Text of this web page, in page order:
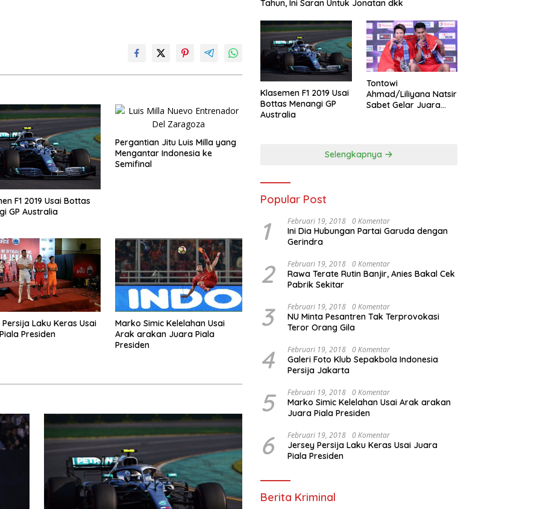
F1 2019 Usai Bottas
GP Australia
Pergantian Jitu Luis Milla yang
Mengantar Indonesia ke
Semifinal
Laku Keras Usai
Presiden
Marko Simic Kelelahan Usai
Arak arakan Juara Piala
Presiden
Tahun, Ini Saran Untuk Jonatan dkk
Klasemen F1 2019 Usai
Bottas Menangi GP
Australia
Tontowi
Ahmad/Liliyana Natsir
Sabet Gelar Juara
Selengkapnya
Popular Post
1 Februari 19, 2018 0 Komentar
Ini Dia Hubungan Partai Garuda dengan
Gerindra
2 Februari 19, 2018 0 Komentar
Rawa Terate Rutin Banjir, Anies Bakal Cek
Pabrik Sekitar
3 Februari 19, 2018 0 Komentar
NU Minta Pesantren Tak Terprovokasi
Teror Orang Gila
4 Februari 19, 2018 0 Komentar
Galeri Foto Klub Sepakbola Indonesia
Persija Jakarta
5 Februari 19, 2018 0 Komentar
Marko Simic Kelelahan Usai Arak arakan
Juara Piala Presiden
6 Februari 19, 2018 0 Komentar
Jersey Persija Laku Keras Usai Juara
Piala Presiden
Berita Kriminal